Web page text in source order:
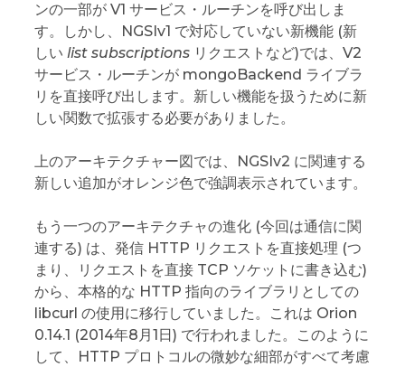
ンの一部が V1 サービス・ルーチンを呼び出しま
す。しかし、NGSIv1 で対応していない新機能 (新
しい list subscriptionsリクエストなど)では、V2
サービス・ルーチンが mongoBackend ライブラ
リを直接呼び出します。新しい機能を扱うために新
しい関数で拡張する必要がありました。
上のアーキテクチャー図では、NGSIv2 に関連する
新しい追加がオレンジ色で強調表示されています。
もう一つのアーキテクチャの進化 (今回は通信に関
連する) は、発信 HTTP リクエストを直接処理 (つ
まり、リクエストを直接 TCP ソケットに書き込む)
から、本格的な HTTP 指向のライブラリとしての
libcurl の使用に移行していました。これは Orion
0.14.1 (2014年8月1日) で行われました。このように
して、HTTP プロトコルの微妙な細部がすべて考慮